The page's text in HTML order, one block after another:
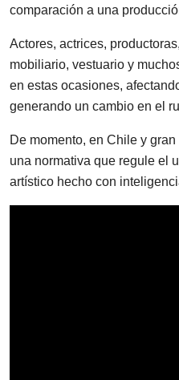
comparación a una
Actores, actrices,
mobiliario, vestuario y
en estas ocasiones,
generando un cambio en el
De momento, en Chile y
una normativa que regule el
artístico hecho con